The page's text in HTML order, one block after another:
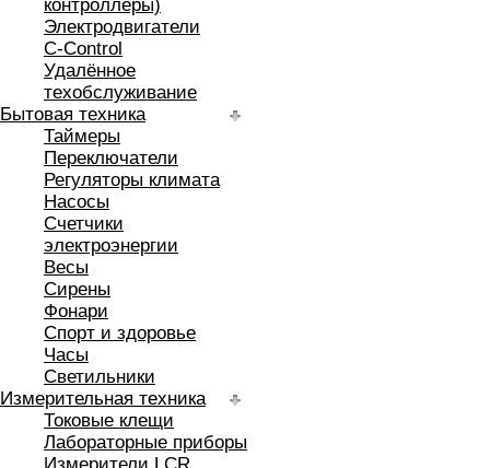
контроллеры)
Электродвигатели
C-Control
Удалённое
техобслуживание
Бытовая техника
Таймеры
Переключатели
Регуляторы климата
Насосы
Счетчики
электроэнергии
Весы
Сирены
Фонари
Спорт и здоровье
Часы
Светильники
Измерительная техника
Токовые клещи
Лабораторные приборы